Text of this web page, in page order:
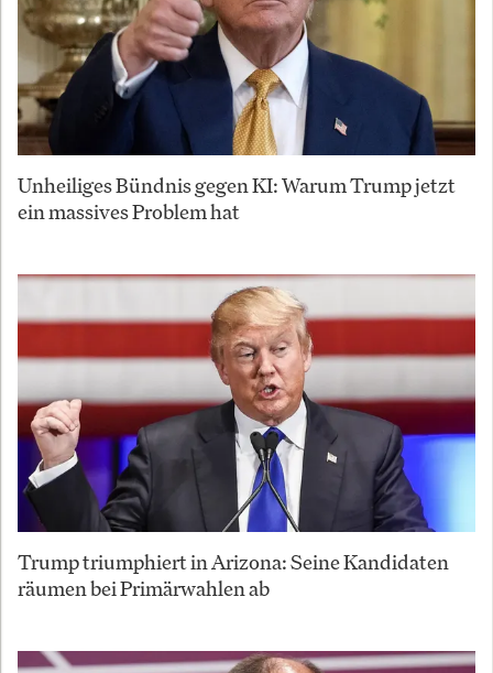
Unheiliges Bündnis gegen KI: Warum Trump jetzt
ein massives Problem hat
Trump triumphiert in Arizona: Seine Kandidaten
räumen bei Primärwahlen ab